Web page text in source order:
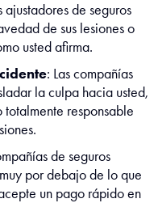
ajustadores de seguros
de sus lesiones o
usted afirma.
: Las compañías
la culpa hacia usted,
responsable
de seguros
por debajo de lo que
un pago rápido en